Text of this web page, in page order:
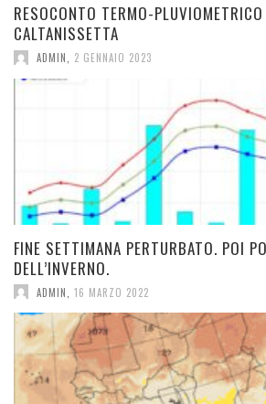
RESOCONTO TERMO-
CALTANISSETTA
ADMIN 2 GENNAIO 2023
FINE SETTIMANA PERTURBATO. POI
DELL’INVERNO.
ADMIN 16 MARZO 2022